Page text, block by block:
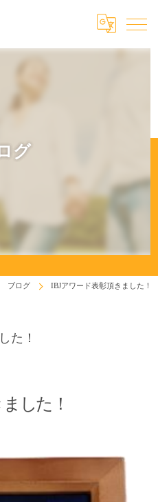
グ
ブログ IBJアワード表彰頂きました！
た！
した！